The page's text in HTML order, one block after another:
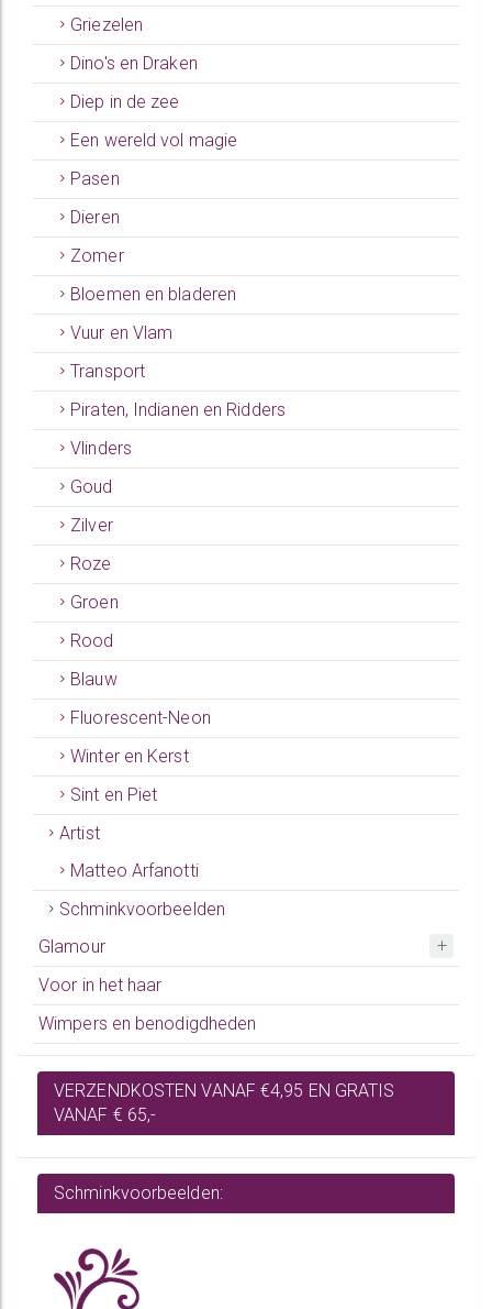
Griezelen
Dino's en Draken
Diep in de zee
Een wereld vol magie
Pasen
Dieren
Zomer
Bloemen en bladeren
Vuur en Vlam
Transport
Piraten, Indianen en Ridders
Vlinders
Goud
Zilver
Roze
Groen
Rood
Blauw
Fluorescent-Neon
Winter en Kerst
Sint en Piet
Artist
Matteo Arfanotti
Schminkvoorbeelden
Glamour
Voor in het haar
Wimpers en benodigdheden
VERZENDKOSTEN VANAF €4,95 EN GRATIS
VANAF € 65,-
Schminkvoorbeelden: